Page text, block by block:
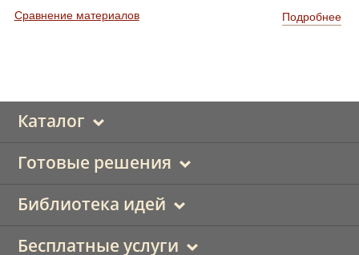
Подробнее
Сравнение материалов
Каталог
Готовые решения
Библиотека идей
Бесплатные услуги